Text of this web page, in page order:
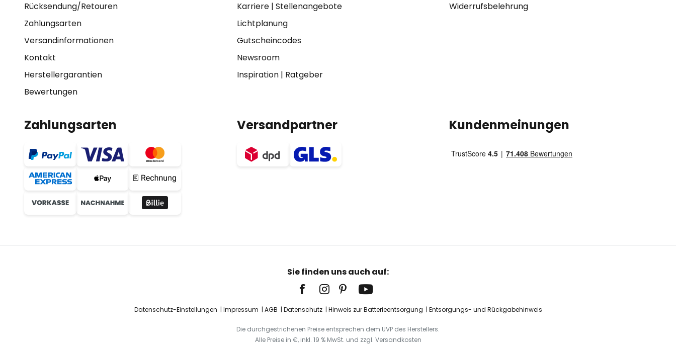
Rücksendung/Retouren
Zahlungsarten
Versandinformationen
Kontakt
Herstellergarantien
Bewertungen
Karriere| Stellenangebote
Lichtplanung
Gutscheincodes
Newsroom
Inspiration| Ratgeber
Widerrufsbelehrung
Zahlungsarten Versandpartner Kundenmeinungen
Sie finden uns auch auf:
Datenschutz-Einstellungen Impressum AGB Datenschutz Hinweis zur Batterieentsorgung Entsorgungs- und Rückgabehinweis
Die durchgestrichenen Preise entsprechen dem UVP des Herstellers.
Alle Preise in €, inkl. 19 % MwSt. und zzgl. Versandkosten